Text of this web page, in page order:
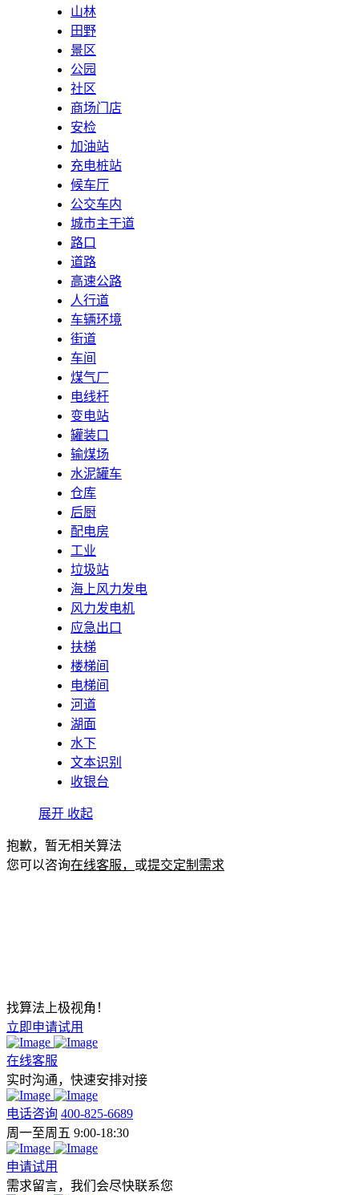
山林
田野
景区
公园
社区
商场门店
安检
加油站
充电桩站
候车厅
公交车内
城市主干道
路口
道路
高速公路
人行道
车辆环境
街道
车间
煤气厂
电线杆
变电站
罐装口
输煤场
水泥罐车
仓库
后厨
配电房
工业
垃圾站
海上风力发电
风力发电机
应急出口
扶梯
楼梯间
电梯间
河道
湖面
水下
文本识别
收银台
展开 收起
抱歉，暂无相关算法
您可以咨询在线客服， 或提交定制需求
找算法上极视角！
立即申请试用
在线客服
实时沟通，快速安排对接
电话咨询 400-825-6689
周一至周五 9:00-18:30
申请试用
需求留言，我们会尽快联系您